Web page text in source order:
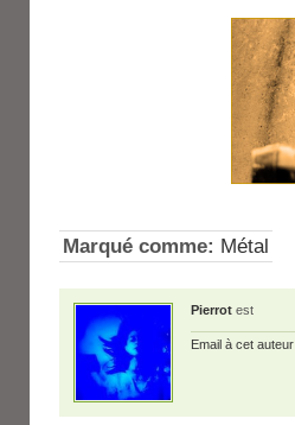
Marqué comme: Métal
Pierrot est
Email à cet auteur